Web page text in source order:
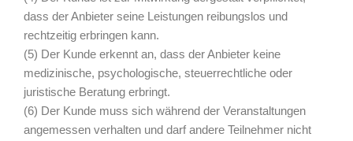
dass der Anbieter seine Leistungen reibungslos und
rechtzeitig erbringen kann.
(5) Der Kunde erkennt an, dass der Anbieter keine
medizinische, psychologische, steuerrechtliche oder
juristische Beratung erbringt.
(6) Der Kunde muss sich während der Veranstaltungen
angemessen verhalten und darf andere Teilnehmer nicht